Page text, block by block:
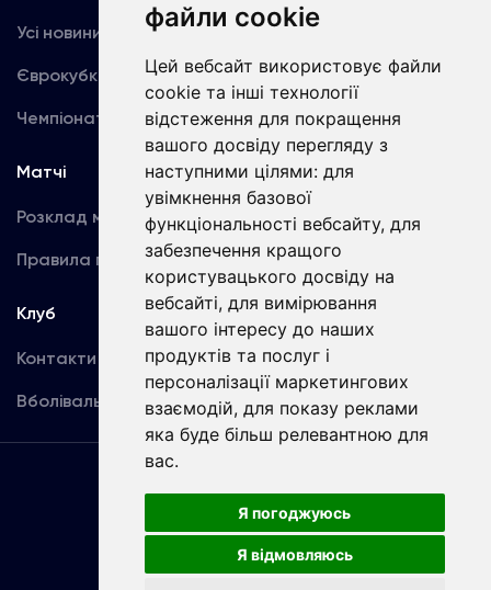
файли cookie
Цей вебсайт використовує файли
cookie та інші технології
відстеження для покращення
вашого досвіду перегляду з
наступними цілями: для
увімкнення базової
функціональності вебсайту, для
забезпечення кращого
користувацького досвіду на
вебсайті, для вимірювання
вашого інтересу до наших
продуктів та послуг і
персоналізації маркетингових
взаємодій, для показу реклами
яка буде більш релевантною для
вас.
Я погоджуюсь
Я відмовляюсь
Усі новини
Єврокубки
Чемпіонат України
Динамо TV
Фотогалерея
Акредитація
Матчі
Розклад матчів
Правила поведінки
Команда
Перша команда
U19
Клуб
Контакти
Вболівальникам
Угода
користувача
Copyright © ФК «Динамо» Київ